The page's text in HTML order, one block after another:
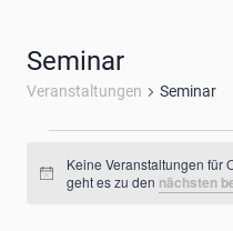
Seminar
Veranstaltungen Seminar
Hinweis
Keine Veranstaltungen für
geht es zu den nächsten